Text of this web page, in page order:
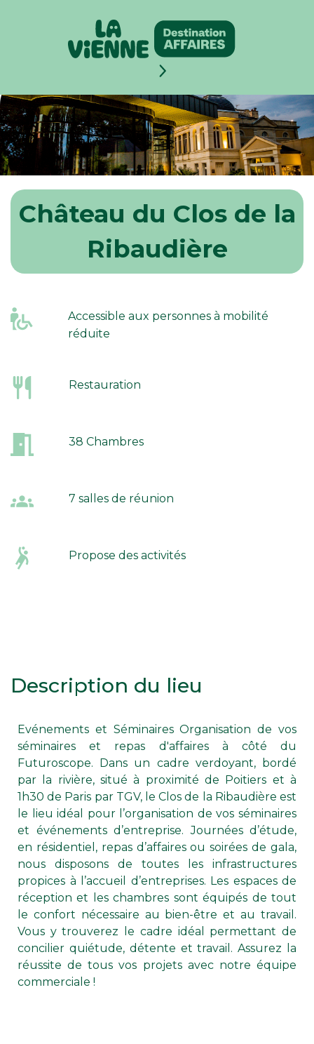
Château du Clos de la
Ribaudière
Accessible aux personnes à mobilité
réduite
Restauration
38 Chambres
7 salles de réunion
Propose des activités
Description du lieu
Evénements et Séminaires Organisation de vos
séminaires et repas d'affaires à côté du
Futuroscope. Dans un cadre verdoyant, bordé
par la rivière, situé à proximité de Poitiers et à
1h30 de Paris par TGV, le Clos de la Ribaudière est
le lieu idéal pour l’organisation de vos séminaires
et événements d’entreprise. Journées d’étude,
en résidentiel, repas d’affaires ou soirées de gala,
nous disposons de toutes les infrastructures
propices à l’accueil d’entreprises. Les espaces de
réception et les chambres sont équipés de tout
le confort nécessaire au bien-être et au travail.
Vous y trouverez le cadre idéal permettant de
concilier quiétude, détente et travail. Assurez la
réussite de tous vos projets avec notre équipe
commerciale !
Panneau de gestion des cookies